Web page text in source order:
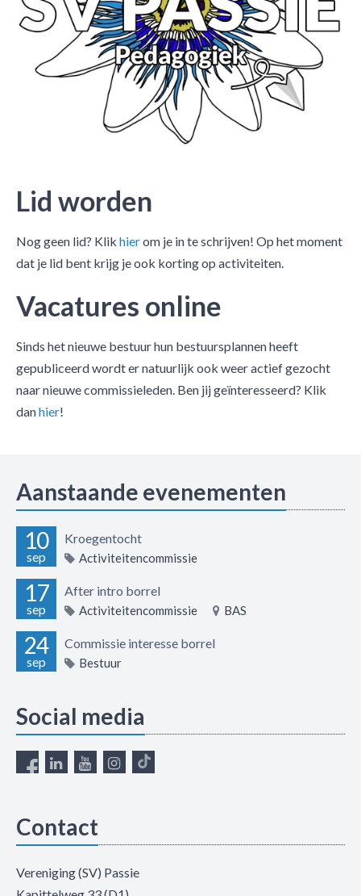
Lid worden
Nog geen lid? Klik hierom je in te schrijven! Op het moment
dat je lid bent krijg je ook korting op activiteiten.
Vacatures online
Sinds het nieuwe bestuur hun bestuursplannen heeft
gepubliceerd wordt er natuurlijk ook weer actief gezocht
naar nieuwe commissieleden. Ben jij geïnteresseerd? Klik
danhier!
Aanstaande evenementen
10
sep
Kroegentocht
Activiteitencommissie
17
sep
After intro borrel
Activiteitencommissie BAS
24
sep
Commissie interesse borrel
Bestuur
Social media
Contact
Vereniging (SV) Passie